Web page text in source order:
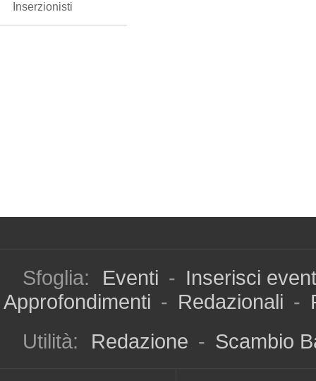
Inserzionisti
Sfoglia: Eventi - Inserisci
Approfondimenti - Redazionali -
Utilità:
Redazione - Scambio